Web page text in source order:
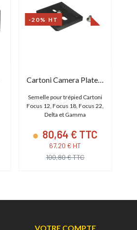
-20% HT
Cartoni Camera Plate Focus 12 / 18 / 22
Semelle pour trépied Cartoni
Focus 12, Focus 18, Focus 22,
Delta et Gamma
80,64 € TTC
67,20 € HT
100,80 € TTC
VOTRE COMPTE